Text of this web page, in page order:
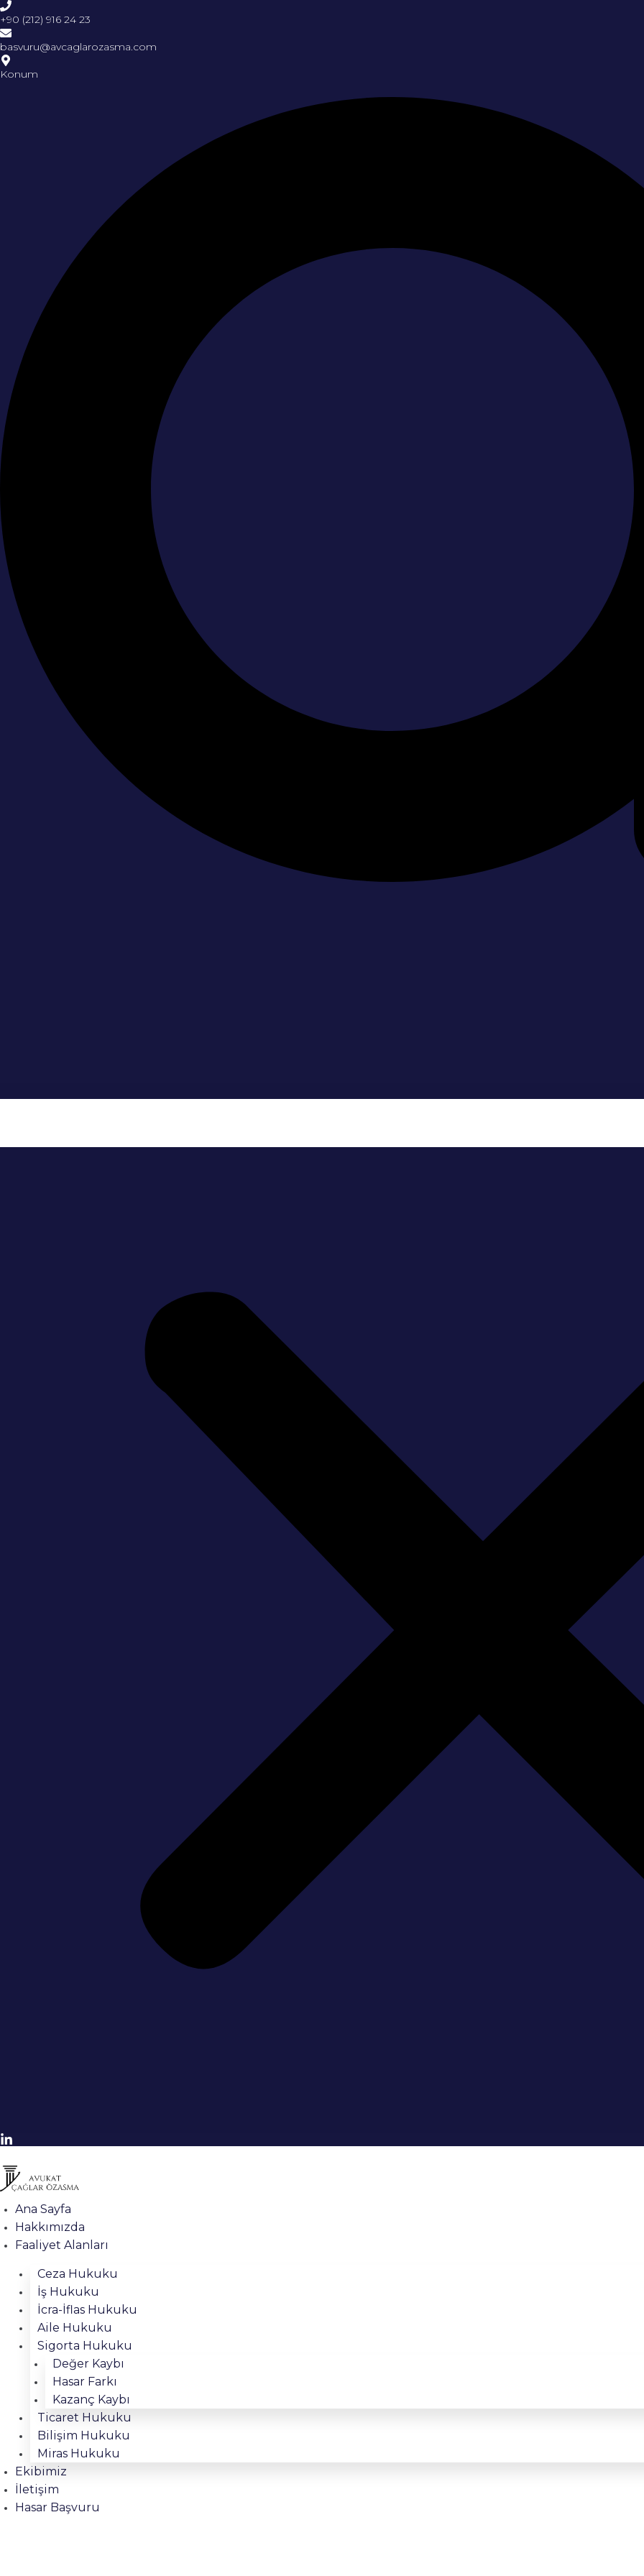
+90 (212) 916 24 23
basvuru@avcaglarozasma.com
Konum
Ana Sayfa
Hakkımızda
Faaliyet Alanları
Ceza Hukuku
İş Hukuku
İcra-İflas Hukuku
Aile Hukuku
Sigorta Hukuku
Değer Kaybı
Hasar Farkı
Kazanç Kaybı
Ticaret Hukuku
Bilişim Hukuku
Miras Hukuku
Ekibimiz
İletişim
Hasar Başvuru